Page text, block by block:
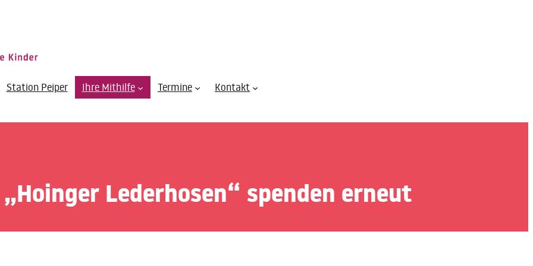
Station Peiper Ihre Mithilfe Termine Kontakt
Lederhosen“ spenden erneut